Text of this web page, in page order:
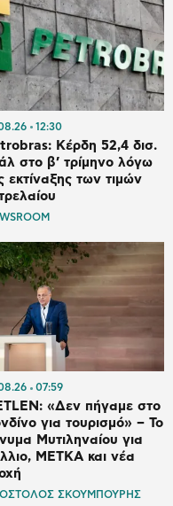
12:30
Κέρδη 52,4 δισ.
στο β’ τρίμηνο λόγω
εκτίναξης των τιμών
07:59
«Δεν πήγαμε στο
για τουρισμό» – Το
Μυτιληναίου για
ΜΕΤΚΑ και νέα
ΣΚΟΥΜΠΟΥΡΗΣ